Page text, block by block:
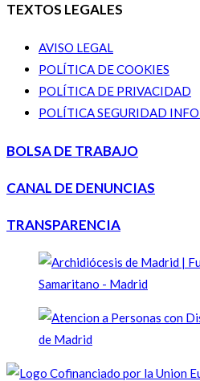
TEXTOS LEGALES
AVISO LEGAL
POLÍTICA DE COOKIES
POLÍTICA DE PRIVACIDAD
POLÍTICA SEGURIDAD
BOLSA DE TRABAJO
CANAL DE DENUNCIAS
TRANSPARENCIA